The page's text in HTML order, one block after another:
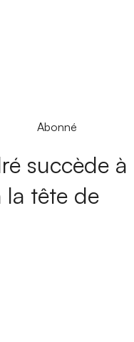
Abonné
succède à
la tête de